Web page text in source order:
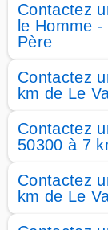
Contactez
le Homme
Père
Contactez
km de Le
Contactez
50300 à 7
Contactez
km de Le